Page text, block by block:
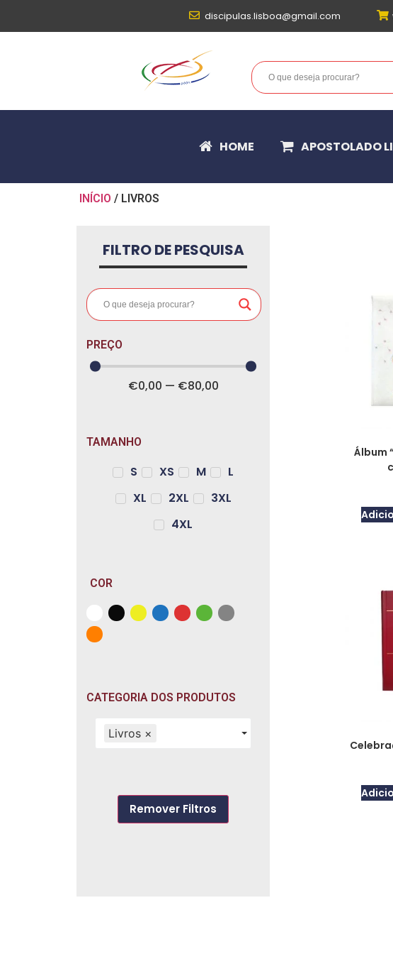
discipulas.lisboa@gmail.com
HOME APOSTOLADO
INÍCIO / LIVROS
FILTRO DE PESQUISA
PREÇO
€0,00 — €80,00
TAMANHO
S XS M
L
XL
2XL
3XL
4XL
COR
CATEGORIA DOS PRODUTOS
Livros ×
Remover Filtros
Álbum